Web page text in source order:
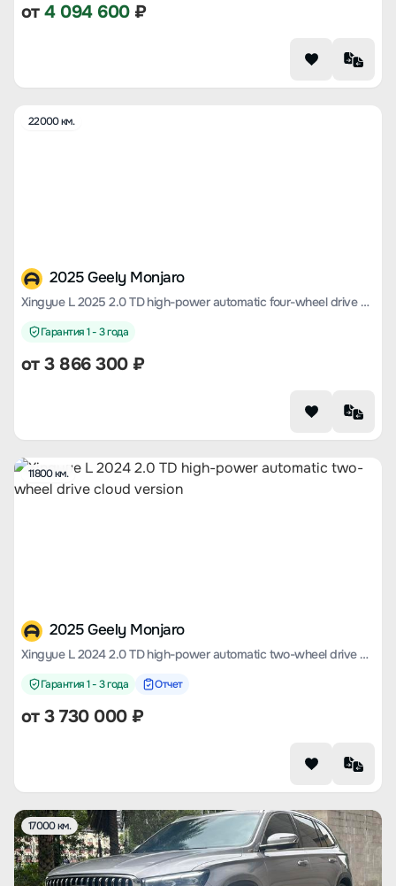
от4 094 600₽
22000 км.
2025 Geely Monjaro
Xingyue L 2025 2.0 TD high-power automatic four-wheel drive Dongfang Yao Mochizuki Edition
Гарантия 1 - 3 года
от3 866 300₽
11800 км.
2025 Geely Monjaro
Xingyue L 2024 2.0 TD high-power automatic two-wheel drive cloud version
Гарантия 1 - 3 года Отчет
от3 730 000₽
17000 км.